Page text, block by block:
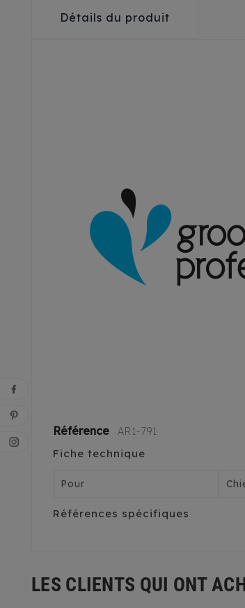
Détails du produit
Référence AR1-791
Fiche technique
Pour
Références spécifiques
LES CLIENTS QUI ONT